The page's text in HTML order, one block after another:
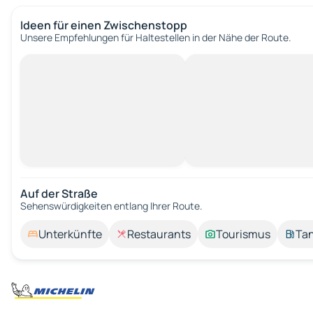
Ideen für einen Zwischenstopp
Unsere Empfehlungen für Haltestellen in der Nähe der Route.
Auf der Straße
Sehenswürdigkeiten entlang Ihrer Route.
Unterkünfte Restaurants Tourismus